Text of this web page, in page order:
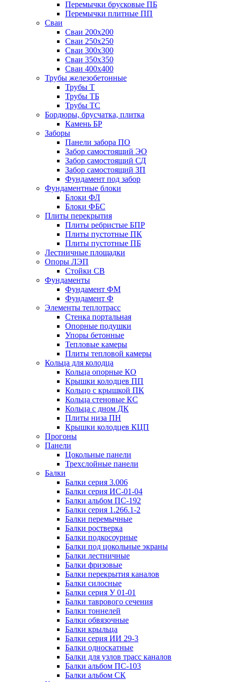
Перемычки брусковые ПБ
Перемычки плитные ПП
Сваи
Сваи 200х200
Сваи 250х250
Сваи 300х300
Сваи 350х350
Сваи 400х400
Трубы железобетонные
Трубы Т
Трубы ТБ
Трубы ТС
Бордюры, брусчатка, плитка
Камень БР
Заборы
Панели забора ПО
Забор самостоящий ЭО
Забор самостоящий СД
Забор самостоящий ЗП
Фyндамент под забор
Фундаментные блоки
Блоки ФЛ
Блоки ФБС
Плиты перекрытия
Плиты ребристые БПР
Плиты пустотные ПК
Плиты пустотные ПБ
Лестничные площадки
Опоры ЛЭП
Стойки СВ
Фундаменты
Фyндамент ФМ
Фyндамент Ф
Элементы теплотрасс
Стенка портальная
Опорные подушки
Упоры бетонные
Тепловые камеры
Плиты тепловой камеры
Кольца для колодца
Кольца опорные КО
Крышки колодцев ПП
Кольцо с крышкой ПК
Кольца стеновые КС
Кольца с дном ДК
Плиты низа ПН
Крышки колодцев КЦП
Прогоны
Панели
Цокольные панели
Трехслойные панели
Балки
Балки серия 3.006
Балки серия ИС-01-04
Балки альбом ПС-192
Балки серия 1.266.1-2
Балки перемычные
Балки ростверка
Балки подкосоурные
Балки под цокольные экраны
Балки лестничные
Балки фризовые
Балки перекрытия каналов
Балки силосные
Балки серия У 01-01
Балки таврового сечения
Балки тоннелей
Балки обвязочные
Балки крыльца
Балки серия ИИ 29-3
Балки односкатные
Балки для узлов трасс каналов
Балки альбом ПС-103
Балки альбом СК